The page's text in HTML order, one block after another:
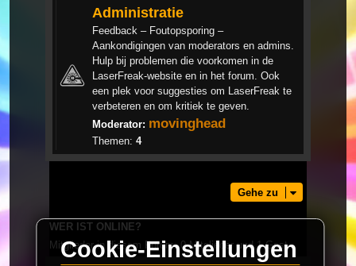
Administratie
Feedback – Foutopsporing –
Aankondigingen van moderators en admins.
Hulp bij problemen die voorkomen in de
LaserFreak-website en in het forum. Ook
een plek voor suggesties om LaserFreak te
verbeteren en om kritiek te geven.
Moderator: movinghead
Themen: 4
Gehe zu
WER IST ONLINE?
Mitglieder in diesem Forum: 0 Mitglieder und 1 Gast
Cookie-Einstellungen